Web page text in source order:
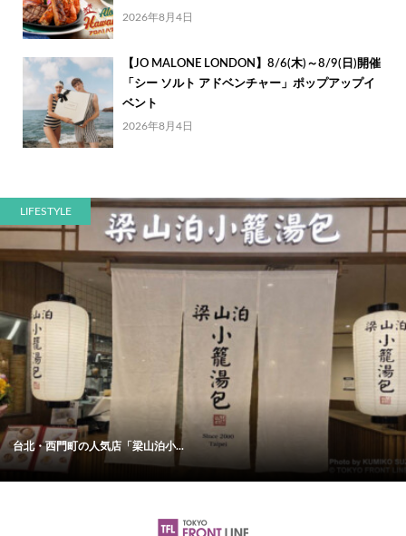
2026年8月4日
【JO MALONE LONDON】8/6(木)～8/9(日)開催
「シー ソルト アドベンチャー」ポップアップイ
ベント
2026年8月4日
LIFESTYLE
台北・西門町の人気店「梁山泊小...